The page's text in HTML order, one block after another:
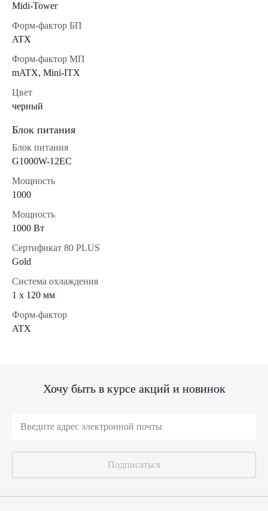
Midi-Tower
Форм-фактор БП
ATX
Форм-фактор МП
mATX, Mini-ITX
Цвет
черный
Блок питания
Блок питания
G1000W-12EC
Мощность
1000
Мощность
1000 Вт
Сертификат 80 PLUS
Gold
Система охлаждения
1 x 120 мм
Форм-фактор
ATX
Хочу быть в курсе акций и новинок
Подписаться